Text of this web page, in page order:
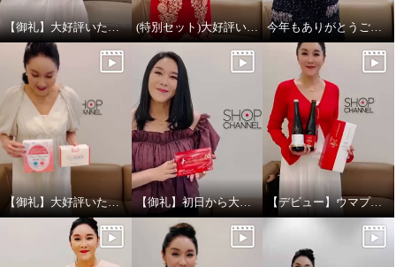
¥0 ¥0
【御礼】大好評いただきありがとうございました！ (特別セット)大好評いただきありがとうございました 今年もありがとうございました
【御礼】大好評いただきありがとうございました！ 【御礼】初日から大好評いただきありがとうございます！ 【デビュー】ウマプラセンタビネガー放送ありがとうございました！